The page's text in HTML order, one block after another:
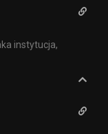
instytucja,